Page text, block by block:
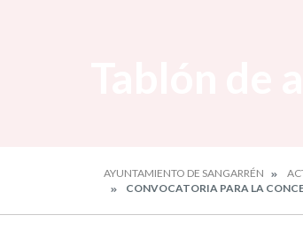
AYUNTAMIENTO DE SANGARRÉN
CONVOCATORIA PARA LA